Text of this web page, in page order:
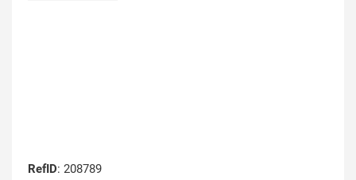
RefID: 208789